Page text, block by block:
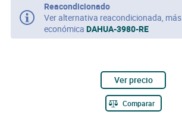
Reacondicionado
Ver alternativa reacondicionada, más
económicaDAHUA-3980-RE
Ver precio
Comparar